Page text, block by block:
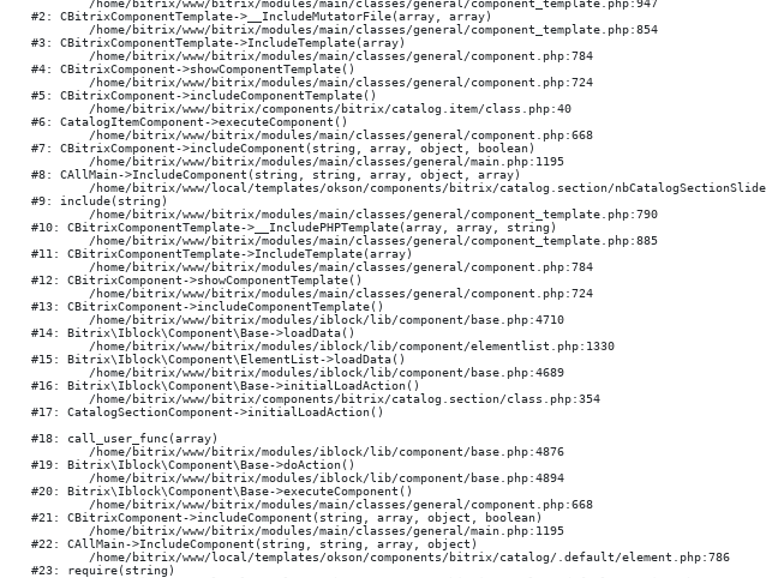
#2: CBitrixComponentTemplate->__IncludeMutatorFile(array, array)
#3: CBitrixComponentTemplate->IncludeTemplate(array)
#4: CBitrixComponent->showComponentTemplate()
#5: CBitrixComponent->includeComponentTemplate()
#6: CatalogItemComponent->executeComponent()
#7: CBitrixComponent->includeComponent(string, array, object, boolean)
#8: CAllMain->IncludeComponent(string, string, array, object, array)
#9: include(string)
#10: CBitrixComponentTemplate->__IncludePHPTemplate(array, array, string)
#11: CBitrixComponentTemplate->IncludeTemplate(array)
#12: CBitrixComponent->showComponentTemplate()
#13: CBitrixComponent->includeComponentTemplate()
#14: Bitrix\Iblock\Component\Base->loadData()
#15: Bitrix\Iblock\Component\ElementList->loadData()
#16: Bitrix\Iblock\Component\Base->initialLoadAction()
#17: CatalogSectionComponent->initialLoadAction()
#18: call_user_func(array)
#19: Bitrix\Iblock\Component\Base->doAction()
#20: Bitrix\Iblock\Component\Base->executeComponent()
#21: CBitrixComponent->includeComponent(string, array, object, boolean)
#22: CAllMain->IncludeComponent(string, string, array, object)
#23: require(string)